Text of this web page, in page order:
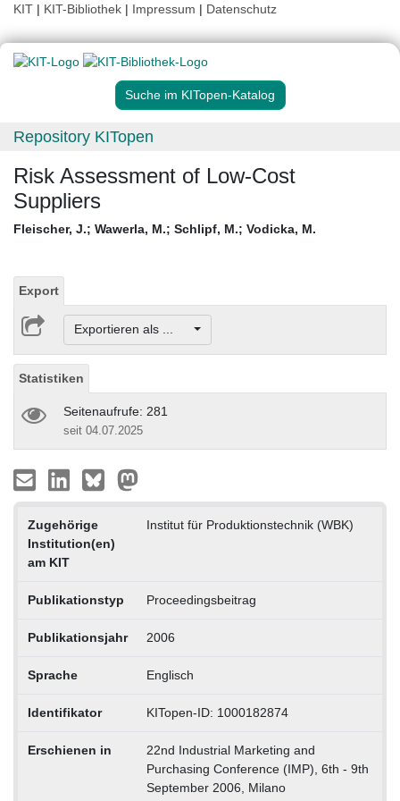
KIT | KIT-Bibliothek | Impressum | Datenschutz
Suche im KITopen-Katalog
Repository KITopen
Risk Assessment of Low-Cost
Suppliers
Fleischer, J.; Wawerla, M.; Schlipf, M.; Vodicka, M.
Export
Exportieren als ...
Statistiken
Seitenaufrufe: 281
seit 04.07.2025
Zugehörige
Institution(en)
am KIT
Institut für Produktionstechnik (WBK)
Publikationstyp Proceedingsbeitrag
Publikationsjahr 2006
Sprache Englisch
Identifikator KITopen-ID: 1000182874
Erschienen in
22nd Industrial Marketing and
Purchasing Conference (IMP), 6th - 9th
September 2006, Milano